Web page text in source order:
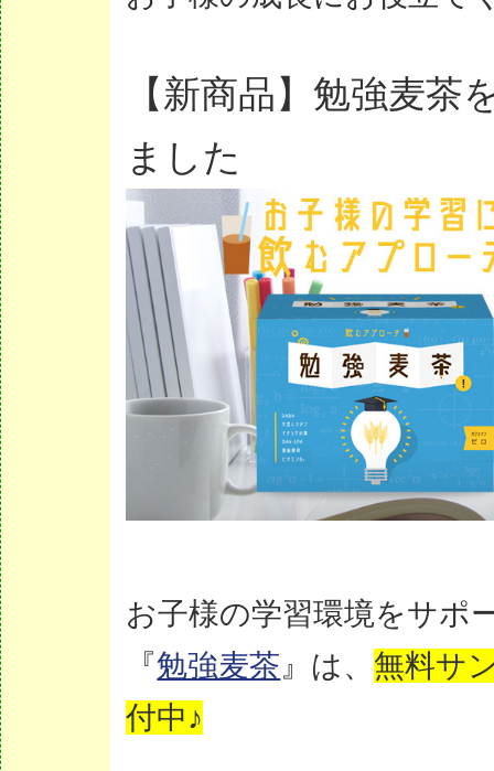
【新商品】勉強麦茶
ました
お子様の学習環境をサポ
『勉強麦茶 』は、無料サ
付中♪